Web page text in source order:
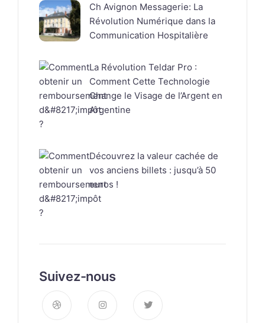
Ch Avignon Messagerie: La
Révolution Numérique dans la
Communication Hospitalière
La Révolution Teldar Pro :
Comment Cette Technologie
Change le Visage de l’Argent en
Argentine
Découvrez la valeur cachée de
vos anciens billets : jusqu’à 50
euros !
Suivez-nous